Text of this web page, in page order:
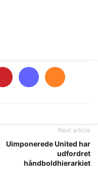
Next article
Uimponerede United har
udfordret
håndboldhierarkiet